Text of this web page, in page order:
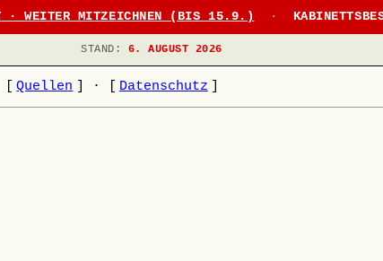
· WEITER MITZEICHNEN (BIS 15.9.) ·
STAND: 6. AUGUST 2026
Quellen · Datenschutz